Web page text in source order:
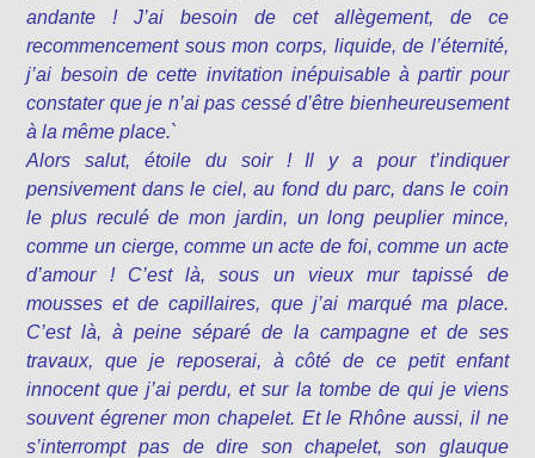
andante ! J’ai besoin de cet allègement, de ce
recommencement sous mon corps, liquide, de l’éternité,
j’ai besoin de cette invitation inépuisable à partir pour
constater que je n’ai pas cessé d’être bienheureusement
à la même place.`
Alors salut, étoile du soir ! Il y a pour t’indiquer
pensivement dans le ciel, au fond du parc, dans le coin
le plus reculé de mon jardin, un long peuplier mince,
comme un cierge, comme un acte de foi, comme un acte
d’amour ! C’est là, sous un vieux mur tapissé de
mousses et de capillaires, que j’ai marqué ma place.
C’est là, à peine séparé de la campagne et de ses
travaux, que je reposerai, à côté de ce petit enfant
innocent que j’ai perdu, et sur la tombe de qui je viens
souvent égrener mon chapelet. Et le Rhône aussi, il ne
s’interrompt pas de dire son chapelet, son glauque